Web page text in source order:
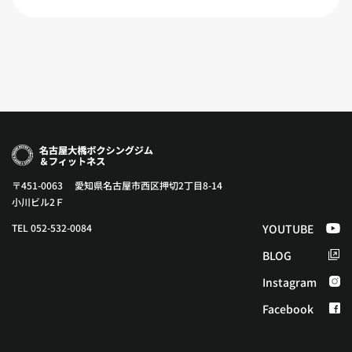
〒451-0063 愛知県名古屋市西区押切2丁目8-14
小川ビル2Ｆ
TEL 052-532-0084
YOUTUBE
BLOG
Instagram
Facebook